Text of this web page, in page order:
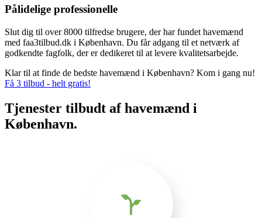
Pålidelige professionelle
Slut dig til over 8000 tilfredse brugere, der har fundet havemænd
med faa3tilbud.dk i København. Du får adgang til et netværk af
godkendte fagfolk, der er dedikeret til at levere kvalitetsarbejde.
Klar til at finde de bedste havemænd i København? Kom i gang nu!
Få 3 tilbud - helt gratis!
Tjenester tilbudt af havemænd i
København.